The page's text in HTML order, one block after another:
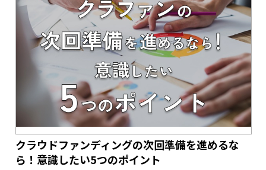
クラウドファンディングの次回準備を進めるな
ら！意識したい5つのポイント